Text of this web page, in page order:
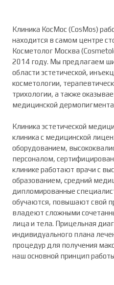
Клиника КосМос (CosMos)
находится в самом центре
Косметолог Москва
2014 году. Мы предлагаем
области эстетической,
косметологии,
трихологии, а также
медицинской
Клиника эстетической
клиника с медицинской
оборудованием,
персоналом,
клинике работают врачи с
образованием, средний
дипломированные
обучаются, повышают свой
владеют сложными
лица и тела. Прицельная
индивидуального плана
процедур для получения
наш основной принцип